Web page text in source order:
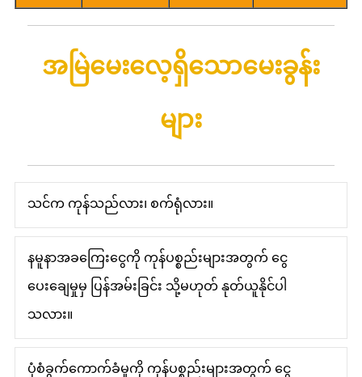
အမြဲမေးလေ့ရှိသောမေးခွန်း
များ
သင်က ကုန်သည်လား၊ စက်ရုံလား။
နမူနာအခကြေးငွေကို ကုန်ပစ္စည်းများအတွက် ငွေ
ပေးချေမှုမှ ပြန်အမ်းခြင်း သို့မဟုတ် နုတ်ယူနိုင်ပါ
သလား။
ပုံစံခွက်ကောက်ခံမှုကို ကုန်ပစ္စည်းများအတွက် ငွေ